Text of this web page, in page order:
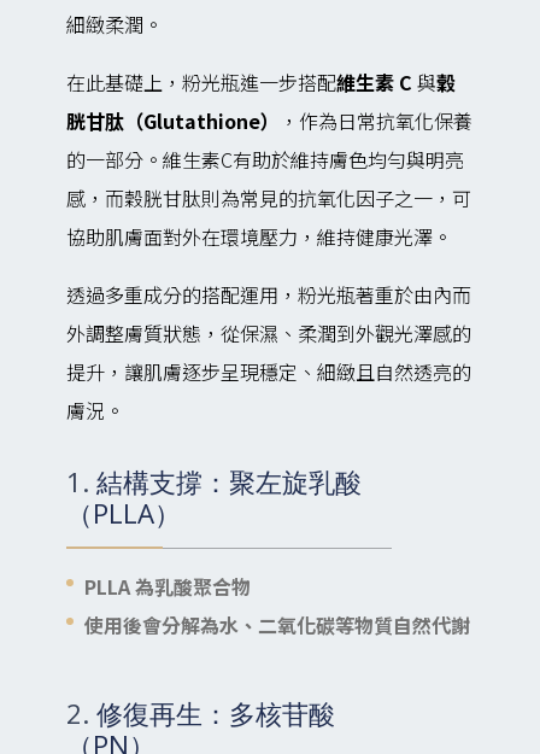
細緻柔潤。
在此基礎上，粉光瓶進一步搭配維生素 C 與穀
胱甘肽（Glutathione）
，作為日常抗氧化保養
的一部分。維生素C有助於維持膚色均勻與明亮
感，而穀胱甘肽則為常見的抗氧化因子之一，可
協助肌膚面對外在環境壓力，維持健康光澤。
透過多重成分的搭配運用，粉光瓶著重於由內而
外調整膚質狀態，從保濕、柔潤到外觀光澤感的
提升，讓肌膚逐步呈現穩定、細緻且自然透亮的
膚況。
1. 結構支撐：聚左旋乳酸
（PLLA）
PLLA 為乳酸聚合物
使用後會分解為水、二氧化碳等物質自然代謝
2. 修復再生：多核苷酸
（PN）